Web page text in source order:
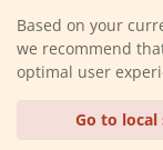
Based on your
we recommend
optimal user
Go to local